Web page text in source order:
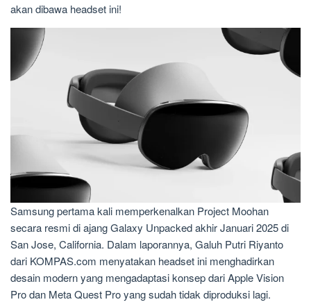
akan dibawa headset ini!
Samsung pertama kali memperkenalkan Project Moohan
secara resmi di ajang Galaxy Unpacked akhir Januari 2025 di
San Jose, California. Dalam laporannya, Galuh Putri Riyanto
dari KOMPAS.com menyatakan headset ini menghadirkan
desain modern yang mengadaptasi konsep dari Apple Vision
Pro dan Meta Quest Pro yang sudah tidak diproduksi lagi.